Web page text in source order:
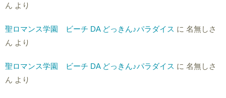
ん より
聖ロマンス学園 ビーチ DA どっきん♪パラダイス に 名無しさ
ん より
聖ロマンス学園 ビーチ DA どっきん♪パラダイス に 名無しさ
ん より